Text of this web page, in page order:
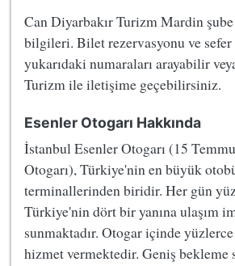
Can Diyarbakır Turizm Mardin
bilgileri. Bilet rezervasyonu ve
yukarıdaki numaraları arayabilir
Turizm ile iletişime geçebilirsiniz.
Esenler Otogarı Hakkında
İstanbul Esenler Otogarı (15
Otogarı), Türkiye'nin en büyük
terminallerinden biridir. Her gün
Türkiye'nin dört bir yanına ulaşım
sunmaktadır. Otogar içinde
hizmet vermektedir. Geniş bekleme